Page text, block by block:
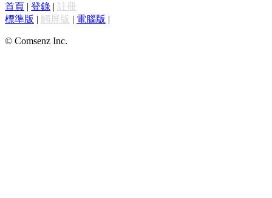
首頁 | 登錄 | 註冊
標準版 | 觸屏版 | 電腦版 |
© Comsenz Inc.